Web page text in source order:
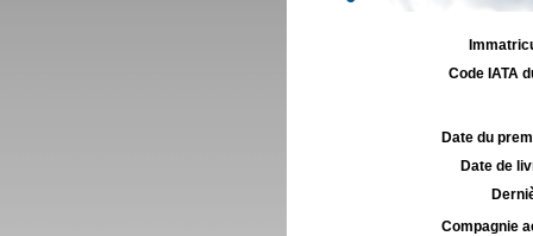
Code IATA
Date du
Date de
Compagnie